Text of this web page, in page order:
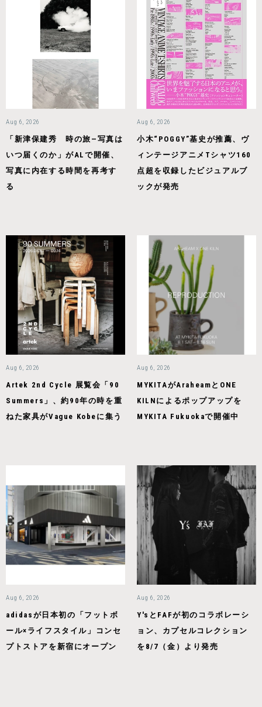
Aug 6, 2026
「新津保建秀 時の旅—写真は
いつ届くのか」がALで開催、
写真に内在する時間を再考す
る
Aug 6, 2026
小木“POGGY”基史が推薦、ヴ
ィンテージアニメTシャツ160
点超を収録したビジュアルブ
ックが発売
Aug 6, 2026
Artek 2nd Cycle 展覧会「90
Summers」、約90年の時を重
ねた家具がVague Kobeに集う
Aug 6, 2026
MYKITAがAraheamとONE
KILNによるポップアップを
MYKITA Fukuokaで開催中
Aug 6, 2026
adidasが日本初の「フットボ
ール×ライフスタイル」コンセ
プトストアを新宿にオープン
Aug 6, 2026
Y'sとFAFが初のコラボレーシ
ョン、カプセルコレクション
を8/7（金）より発売